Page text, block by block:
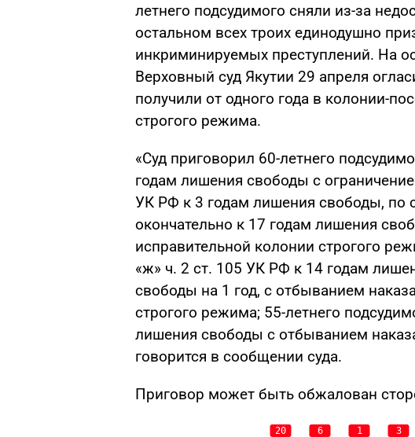
летнего подсудимого сняли из-за
остальном всех троих единодушно
инкриминируемых преступлений. На
Верховный суд Якутии 29 апреля
получили от одного года в колонии-
строгого режима.
«Суд приговорил 60-летнего
годам лишения свободы с
УК РФ к 3 годам лишения свободы, по
окончательно к 17 годам лишения
исправительной колонии строгого
«ж» ч. 2 ст. 105 УК РФ к 14 годам
свободы на 1 год, с отбыванием
строгого режима; 55-летнего
лишения свободы с отбыванием
говорится в сообщении суда.
Приговор может быть обжалован
20 6 1 3